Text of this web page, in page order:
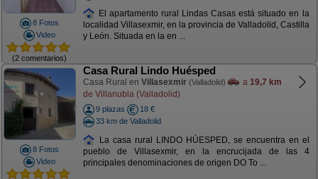
8 Fotos
Video
(2 comentarios)
El apartamento rural Lindas Casas está situado en la
localidad Villasexmir, en la provincia de Valladolid, Castilla
y León. Situada en la en ...
8 Fotos
Video
Casa Rural Lindo Huésped
Casa Rural en Villasexmir (Valladolid) a 19,7 km
de Villanubla (Valladolid)
9 plazas
18 €
33 km de Valladolid
La casa rural LINDO HÚESPED, se encuentra en el
pueblo de Villasexmir, en la encrucijada de las 4
principales denominaciones de origen DO To ...